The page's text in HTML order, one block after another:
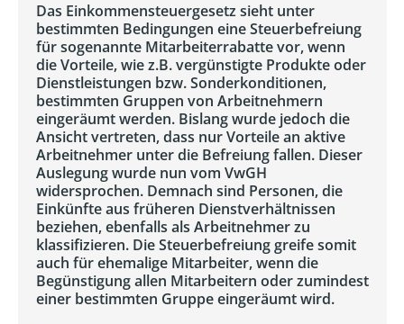
Das Einkommensteuergesetz sieht unter
bestimmten Bedingungen eine Steuerbefreiung
für sogenannte Mitarbeiterrabatte vor, wenn
die Vorteile, wie z.B. vergünstigte Produkte oder
Dienstleistungen bzw. Sonderkonditionen,
bestimmten Gruppen von Arbeitnehmern
eingeräumt werden. Bislang wurde jedoch die
Ansicht vertreten, dass nur Vorteile an aktive
Arbeitnehmer unter die Befreiung fallen. Dieser
Auslegung wurde nun vom VwGH
widersprochen. Demnach sind Personen, die
Einkünfte aus früheren Dienstverhältnissen
beziehen, ebenfalls als Arbeitnehmer zu
klassifizieren. Die Steuerbefreiung greife somit
auch für ehemalige Mitarbeiter, wenn die
Begünstigung allen Mitarbeitern oder zumindest
einer bestimmten Gruppe eingeräumt wird.